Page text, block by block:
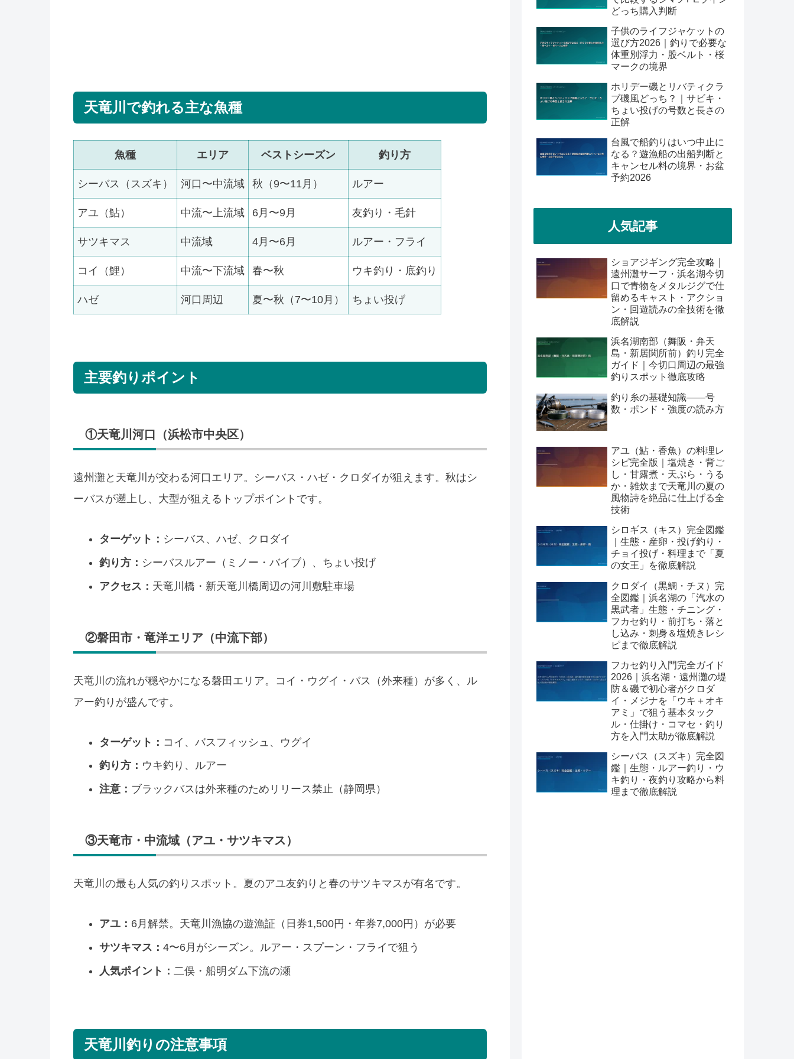
天竜川で釣れる主な魚種
魚種 エリア ベストシーズン 釣り方
シーバス（スズキ） 河口〜中流域 秋（9〜11月） ルアー
アユ（鮎） 中流〜上流域 6月〜9月 友釣り・毛針
サツキマス 中流域 4月〜6月 ルアー・フライ
コイ（鯉） 中流〜下流域 春〜秋 ウキ釣り・底釣り
ハゼ 河口周辺 夏〜秋（7〜10月） ちょい投げ
主要釣りポイント
①天竜川河口（浜松市中央区）
遠州灘と天竜川が交わる河口エリア。シーバス・ハゼ・クロダイが狙えます。秋はシ
ーバスが遡上し、大型が狙えるトップポイントです。
ターゲット： シーバス、ハゼ、クロダイ
釣り方： シーバスルアー（ミノー・バイブ）、ちょい投げ
アクセス： 天竜川橋・新天竜川橋周辺の河川敷駐車場
②磐田市・竜洋エリア（中流下部）
天竜川の流れが穏やかになる磐田エリア。コイ・ウグイ・バス（外来種）が多く、ル
アー釣りが盛んです。
ターゲット： コイ、バスフィッシュ、ウグイ
釣り方： ウキ釣り、ルアー
注意： ブラックバスは外来種のためリリース禁止（静岡県）
③天竜市・中流域（アユ・サツキマス）
天竜川の最も人気の釣りスポット。夏のアユ友釣りと春のサツキマスが有名です。
アユ： 6月解禁。天竜川漁協の遊漁証（日券1,500円・年券7,000円）が必要
サツキマス： 4〜6月がシーズン。ルアー・スプーン・フライで狙う
人気ポイント： 二俣・船明ダム下流の瀬
天竜川釣りの注意事項
どっち購入判断
子供のライフジャケットの
選び方2026｜釣りで必要な
体重別浮力・股ベルト・桜
マークの境界
ホリデー磯とリバティクラ
ブ磯風どっち？｜サビキ・
ちょい投げの号数と長さの
正解
台風で船釣りはいつ中止に
なる？遊漁船の出船判断と
キャンセル料の境界・お盆
予約2026
人気記事
ショアジギング完全攻略｜
遠州灘サーフ・浜名湖今切
口で青物をメタルジグで仕
留めるキャスト・アクショ
ン・回遊読みの全技術を徹
底解説
浜名湖南部（舞阪・弁天
島・新居関所前）釣り完全
ガイド｜今切口周辺の最強
釣りスポット徹底攻略
釣り糸の基礎知識——号
数・ポンド・強度の読み方
アユ（鮎・香魚）の料理レ
シピ完全版｜塩焼き・背ご
し・甘露煮・天ぷら・うる
か・雑炊まで天竜川の夏の
風物詩を絶品に仕上げる全
技術
シロギス（キス）完全図鑑
｜生態・産卵・投げ釣り・
チョイ投げ・料理まで「夏
の女王」を徹底解説
クロダイ（黒鯛・チヌ）完
全図鑑｜浜名湖の「汽水の
黒武者」生態・チニング・
フカセ釣り・前打ち・落と
し込み・刺身＆塩焼きレシ
ピまで徹底解説
フカセ釣り入門完全ガイド
2026｜浜名湖・遠州灘の堤
防＆磯で初心者がクロダ
イ・メジナを「ウキ＋オキ
アミ」で狙う基本タック
ル・仕掛け・コマセ・釣り
方を入門太助が徹底解説
シーバス（スズキ）完全図
鑑｜生態・ルアー釣り・ウ
キ釣り・夜釣り攻略から料
理まで徹底解説